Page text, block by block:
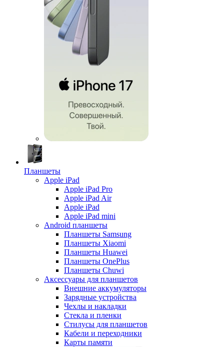
Планшеты
Apple iPad
Apple iPad Pro
Apple iPad Air
Apple iPad
Apple iPad mini
Android планшеты
Планшеты Samsung
Планшеты Xiaomi
Планшеты Huawei
Планшеты OnePlus
Планшеты Chuwi
Аксессуары для планшетов
Внешние аккумуляторы
Зарядные устройства
Чехлы и накладки
Стекла и пленки
Стилусы для планшетов
Кабели и переходники
Карты памяти